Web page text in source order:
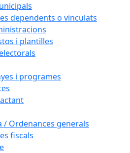
dependents o vinculats
i plantilles
i programes
/ Ordenances generals
fiscals